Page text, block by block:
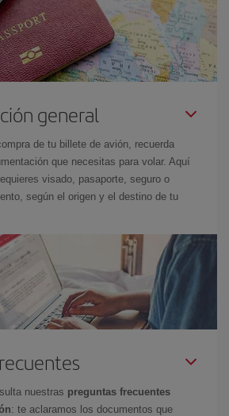
general
de tu billete de avión, recuerda
que necesitas para volar. Aquí
visado, pasaporte, seguro o
según el origen y el destino de tu
nuestras preguntas frecuentes
: te aclaramos los documentos que